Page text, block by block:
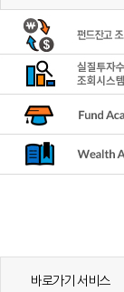
바로가기 서비스